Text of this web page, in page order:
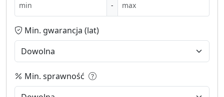
-
Min. gwarancja (lat)
Min. sprawność